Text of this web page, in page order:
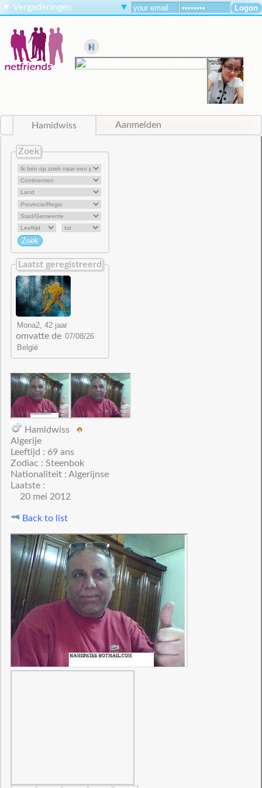
▼ Vergaderingen ▼
Hamidwiss Aanmelden
Zoek
Laatst geregistreerd
omvatte de
Hamidwiss
Algerije
Leeftijd : 69 ans
Zodiac : Steenbok
Nationaliteit : Algerijnse
Laatste :
20 mei 2012
Back to list